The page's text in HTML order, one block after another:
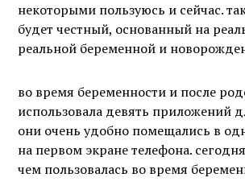
некоторыми пользуюсь и сейчас.
будет честный, основанный на
реальной беременной и
во время беременности и после
использовала девять приложений
они очень удобно помещались в
на первом экране телефона.
чем пользовалась во время